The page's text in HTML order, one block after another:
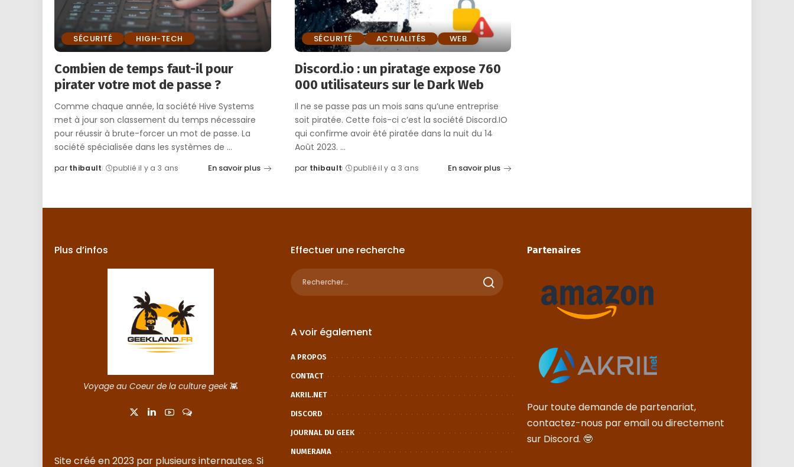
SÉCURITÉ HIGH-TECH
Combien de temps faut-il pour
pirater votre mot de passe ?
Comme chaque année, la société Hive Systems
met à jour son classement du temps nécessaire
pour réussir à brute-forcer un mot de passe. La
société spécialisée dans les systèmes de ...
Posted
par thibault publié il y a 3 ans En savoir plus
SÉCURITÉ ACTUALITÉS WEB
Discord.io : un piratage expose 760
000 utilisateurs sur le Dark Web
Il ne se passe pas un mois sans qu’une entreprise
soit piratée. Cette fois-ci c’est la société Discord.IO
qui confirme avoir été piratée dans la nuit du 14
Août 2023. ...
Posted
par thibault publié il y a 3 ans En savoir plus
Plus d’infos
Voyage au Coeur de la culture geek👾
Site créé en 2023 par plusieurs internautes. Si
Effectuer une recherche
A voir également
A PROPOS
CONTACT
AKRIL.NET
DISCORD
JOURNAL DU GEEK
NUMERAMA
Partenaires
Pour toute demande de partenariat,
contactez-nous par email ou directement
sur Discord. 🤓